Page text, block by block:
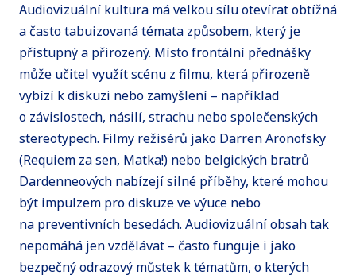
Audiovizuální kultura má velkou sílu otevírat obtížná
a často tabuizovaná témata způsobem, který je
přístupný a přirozený. Místo frontální přednášky
může učitel využít scénu z filmu, která přirozeně
vybízí k diskuzi nebo zamyšlení – například
o závislostech, násilí, strachu nebo společenských
stereotypech. Filmy režisérů jako Darren Aronofsky
(Requiem za sen, Matka!) nebo belgických bratrů
Dardenneových nabízejí silné příběhy, které mohou
být impulzem pro diskuze ve výuce nebo
na preventivních besedách. Audiovizuální obsah tak
nepomáhá jen vzdělávat – často funguje i jako
bezpečný odrazový můstek k tématům, o kterých